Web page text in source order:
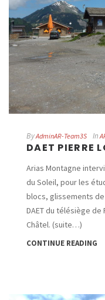
ByAdminAR-Team3S In
DAET PIERRE
Arias Montagne
du Soleil, pour les
blocs, glissements
DAET du télésiège de
Châtel. (suite…)
CONTINUE READING